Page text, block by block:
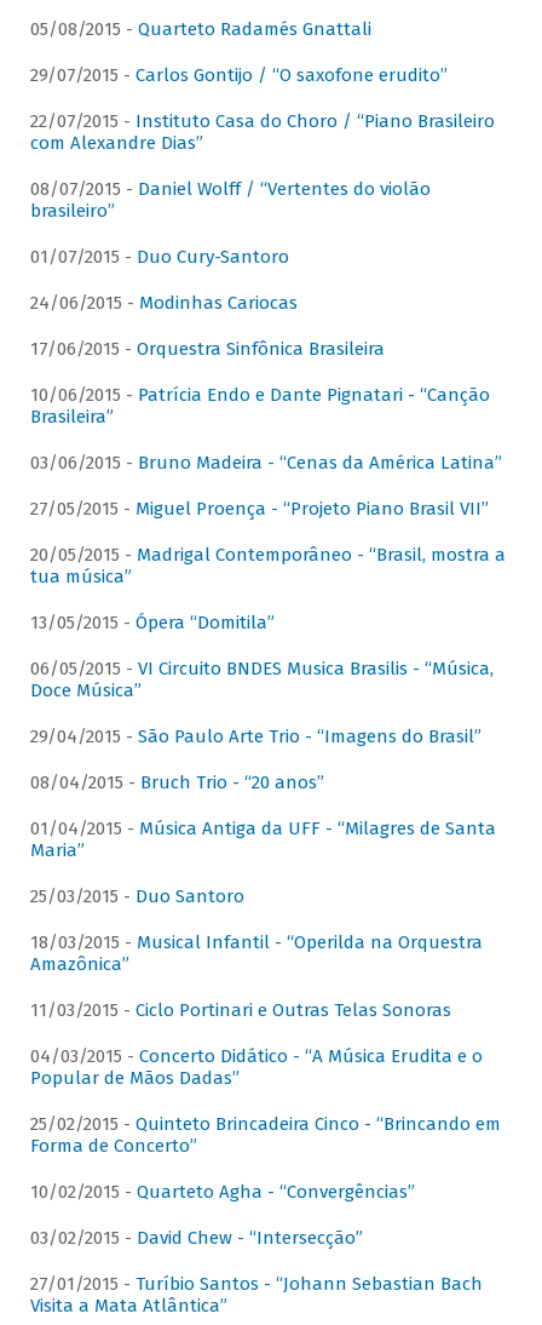
05/08/2015 - Quarteto Radamés Gnattali
29/07/2015 - Carlos Gontijo / “O saxofone erudito”
22/07/2015 - Instituto Casa do Choro / “Piano Brasileiro
com Alexandre Dias”
08/07/2015 - Daniel Wolff / “Vertentes do violão
brasileiro”
01/07/2015 - Duo Cury-Santoro
24/06/2015 - Modinhas Cariocas
17/06/2015 - Orquestra Sinfônica Brasileira
10/06/2015 - Patrícia Endo e Dante Pignatari - “Canção
Brasileira”
03/06/2015 - Bruno Madeira - “Cenas da América Latina”
27/05/2015 - Miguel Proença - “Projeto Piano Brasil VII”
20/05/2015 - Madrigal Contemporâneo - “Brasil, mostra a
tua música”
13/05/2015 - Ópera “Domitila”
06/05/2015 - VI Circuito BNDES Musica Brasilis - “Música,
Doce Música”
29/04/2015 - São Paulo Arte Trio - “Imagens do Brasil”
08/04/2015 - Bruch Trio - “20 anos”
01/04/2015 - Música Antiga da UFF - “Milagres de Santa
Maria”
25/03/2015 - Duo Santoro
18/03/2015 - Musical Infantil - “Operilda na Orquestra
Amazônica”
11/03/2015 - Ciclo Portinari e Outras Telas Sonoras
04/03/2015 - Concerto Didático - “A Música Erudita e o
Popular de Mãos Dadas”
25/02/2015 - Quinteto Brincadeira Cinco - “Brincando em
Forma de Concerto”
10/02/2015 - Quarteto Agha - “Convergências”
03/02/2015 - David Chew - “Intersecção”
27/01/2015 - Turíbio Santos - “Johann Sebastian Bach
Visita a Mata Atlântica”